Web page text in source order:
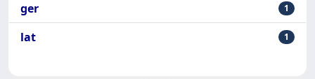
ger 1
lat 1